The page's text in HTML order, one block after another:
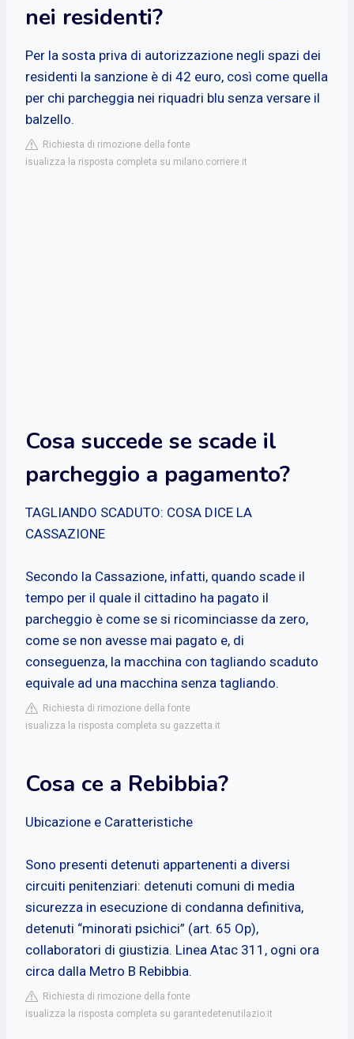
nei residenti?
Per la sosta priva di autorizzazione negli spazi dei
residenti la sanzione è di 42 euro, così come quella
per chi parcheggia nei riquadri blu senza versare il
balzello.
Richiesta di rimozione della fonte
isualizza la risposta completa su milano.corriere.it
Cosa succede se scade il
parcheggio a pagamento?
TAGLIANDO SCADUTO: COSA DICE LA
CASSAZIONE
Secondo la Cassazione, infatti, quando scade il
tempo per il quale il cittadino ha pagato il
parcheggio è come se si ricominciasse da zero,
come se non avesse mai pagato e, di
conseguenza, la macchina con tagliando scaduto
equivale ad una macchina senza tagliando.
Richiesta di rimozione della fonte
isualizza la risposta completa su gazzetta.it
Cosa ce a Rebibbia?
Ubicazione e Caratteristiche
Sono presenti detenuti appartenenti a diversi
circuiti penitenziari: detenuti comuni di media
sicurezza in esecuzione di condanna definitiva,
detenuti “minorati psichici” (art. 65 Op),
collaboratori di giustizia. Linea Atac 311, ogni ora
circa dalla Metro B Rebibbia.
Richiesta di rimozione della fonte
isualizza la risposta completa su garantedetenutilazio.it